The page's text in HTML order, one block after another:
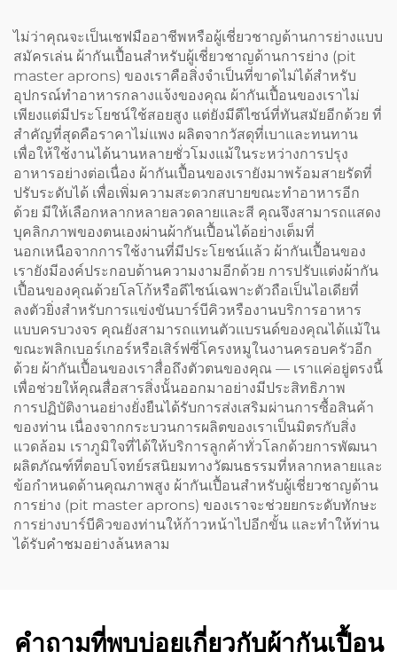
ไม่ว่าคุณจะเป็นเชฟมืออาชีพหรือผู้เชี่ยวชาญด้านการย่างแบบ
สมัครเล่น ผ้ากันเปื้อนสำหรับผู้เชี่ยวชาญด้านการย่าง (pit
master aprons) ของเราคือสิ่งจำเป็นที่ขาดไม่ได้สำหรับ
อุปกรณ์ทำอาหารกลางแจ้งของคุณ ผ้ากันเปื้อนของเราไม่
เพียงแต่มีประโยชน์ใช้สอยสูง แต่ยังมีดีไซน์ที่ทันสมัยอีกด้วย ที่
สำคัญที่สุดคือราคาไม่แพง ผลิตจากวัสดุที่เบาและทนทาน
เพื่อให้ใช้งานได้นานหลายชั่วโมงแม้ในระหว่างการปรุง
อาหารอย่างต่อเนื่อง ผ้ากันเปื้อนของเรายังมาพร้อมสายรัดที่
ปรับระดับได้ เพื่อเพิ่มความสะดวกสบายขณะทำอาหารอีก
ด้วย มีให้เลือกหลากหลายลวดลายและสี คุณจึงสามารถแสดง
บุคลิกภาพของตนเองผ่านผ้ากันเปื้อนได้อย่างเต็มที่
นอกเหนือจากการใช้งานที่มีประโยชน์แล้ว ผ้ากันเปื้อนของ
เรายังมีองค์ประกอบด้านความงามอีกด้วย การปรับแต่งผ้ากัน
เปื้อนของคุณด้วยโลโก้หรือดีไซน์เฉพาะตัวถือเป็นไอเดียที่
ลงตัวยิ่งสำหรับการแข่งขันบาร์บีคิวหรืองานบริการอาหาร
แบบครบวงจร คุณยังสามารถแทนตัวแบรนด์ของคุณได้แม้ใน
ขณะพลิกเบอร์เกอร์หรือเสิร์ฟซี่โครงหมูในงานครอบครัวอีก
ด้วย ผ้ากันเปื้อนของเราสื่อถึงตัวตนของคุณ — เราแค่อยู่ตรงนี้
เพื่อช่วยให้คุณสื่อสารสิ่งนั้นออกมาอย่างมีประสิทธิภาพ
การปฏิบัติงานอย่างยั่งยืนได้รับการส่งเสริมผ่านการซื้อสินค้า
ของท่าน เนื่องจากกระบวนการผลิตของเราเป็นมิตรกับสิ่ง
แวดล้อม เราภูมิใจที่ได้ให้บริการลูกค้าทั่วโลกด้วยการพัฒนา
ผลิตภัณฑ์ที่ตอบโจทย์รสนิยมทางวัฒนธรรมที่หลากหลายและ
ข้อกำหนดด้านคุณภาพสูง ผ้ากันเปื้อนสำหรับผู้เชี่ยวชาญด้าน
การย่าง (pit master aprons) ของเราจะช่วยยกระดับทักษะ
การย่างบาร์บีคิวของท่านให้ก้าวหน้าไปอีกขั้น และทำให้ท่าน
ได้รับคำชมอย่างล้นหลาม
คำถามที่พบบ่อยเกี่ยวกับผ้ากันเปื้อน